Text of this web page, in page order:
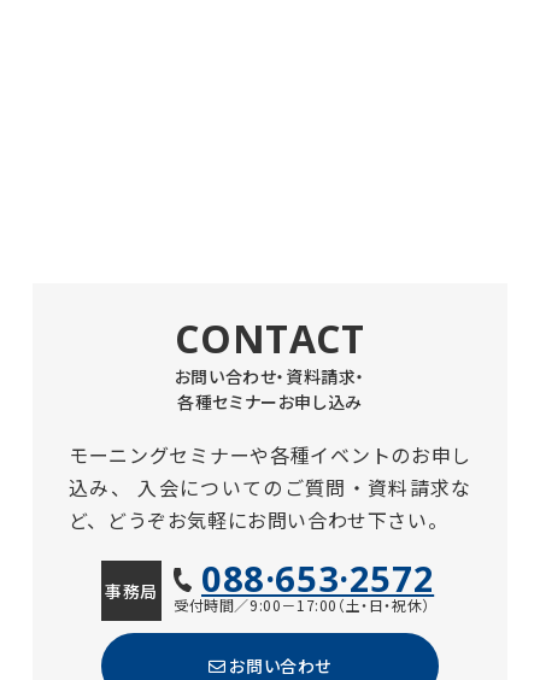
CONTACT
お問い合わせ・資料請求・
各種セミナーお申し込み
モーニングセミナーや各種イベントのお申し
込み、
入会についてのご質問・資料請求な
ど、どうぞお気軽にお問い合わせ下さい。
事務局 088·653·2572
受付時間／9:00－17:00（土・日・祝休）
お問い合わせ